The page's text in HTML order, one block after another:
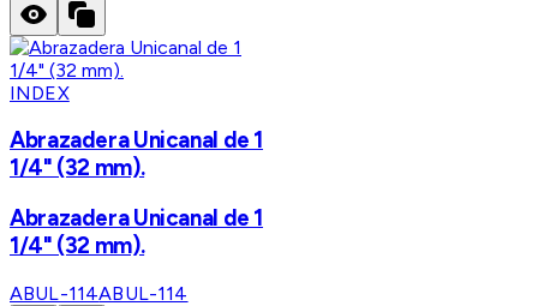
INDEX
Abrazadera Unicanal de 1
1/4" (32 mm).
Abrazadera Unicanal de 1
1/4" (32 mm).
ABUL-114ABUL-114